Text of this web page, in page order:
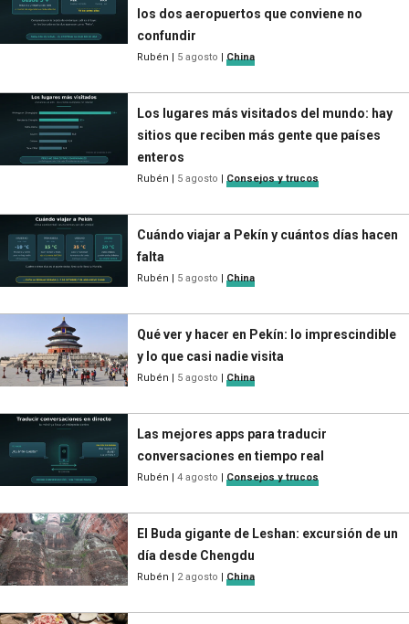
los dos aeropuertos que conviene no
confundir
Rubén | 5 agosto | China
Los lugares más visitados del mundo: hay
sitios que reciben más gente que países
enteros
Rubén | 5 agosto | Consejos y trucos
Cuándo viajar a Pekín y cuántos días hacen
falta
Rubén | 5 agosto | China
Qué ver y hacer en Pekín: lo imprescindible
y lo que casi nadie visita
Rubén | 5 agosto | China
Las mejores apps para traducir
conversaciones en tiempo real
Rubén | 4 agosto | Consejos y trucos
El Buda gigante de Leshan: excursión de un
día desde Chengdu
Rubén | 2 agosto | China